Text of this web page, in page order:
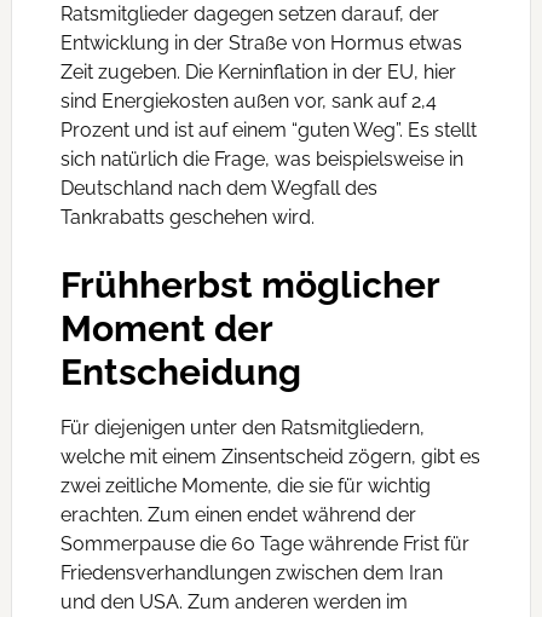
Ratsmitglieder dagegen setzen darauf, der
Entwicklung in der Straße von Hormus etwas
Zeit zugeben. Die Kerninflation in der EU, hier
sind Energiekosten außen vor, sank auf 2,4
Prozent und ist auf einem “guten Weg”. Es stellt
sich natürlich die Frage, was beispielsweise in
Deutschland nach dem Wegfall des
Tankrabatts geschehen wird.
Frühherbst möglicher
Moment der
Entscheidung
Für diejenigen unter den Ratsmitgliedern,
welche mit einem Zinsentscheid zögern, gibt es
zwei zeitliche Momente, die sie für wichtig
erachten. Zum einen endet während der
Sommerpause die 60 Tage währende Frist für
Friedensverhandlungen zwischen dem Iran
und den USA. Zum anderen werden im